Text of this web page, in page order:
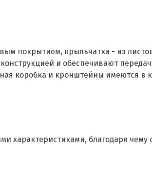
покрытием, крыльчатка - из
и обеспечивают
коробка и кронштейны имеются в
характеристиками, благодаря